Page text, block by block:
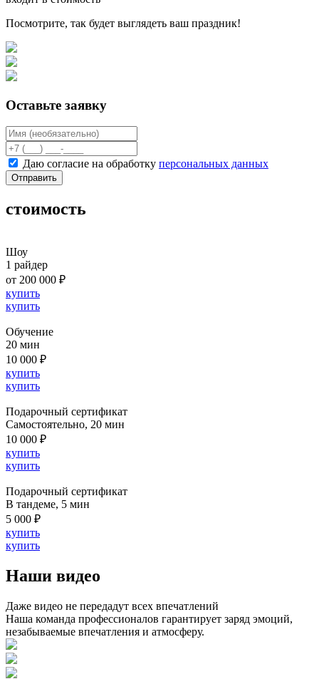
Посмотрите, так будет выглядеть ваш праздник!
Оставьте заявку
Даю согласие на обработку персональных данных
Отправить
стоимость
Шоу
1 райдер
от 200 000 ₽
купить
купить
Обучение
20 мин
10 000 ₽
купить
купить
Подарочный сертификат
Cамостоятельно, 20 мин
10 000 ₽
купить
купить
Подарочный сертификат
В тандеме, 5 мин
5 000 ₽
купить
купить
Наши видео
Даже видео не передадут всех впечатлений
Наша команда профессионалов гарантирует заряд эмоций,
незабываемые впечатления и атмосферу.